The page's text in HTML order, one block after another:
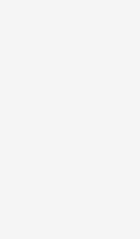
is rendelkezésre
következőképpen zajlik:
részére
feltétlenül
Amennyiben
úgy a
nem iratkoztak be és